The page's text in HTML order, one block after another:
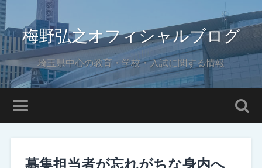
梅野弘之オフィシャルブログ
埼玉県中心の教育・学校・入試に関する情報
募集担当者が忘れがちな身内へ